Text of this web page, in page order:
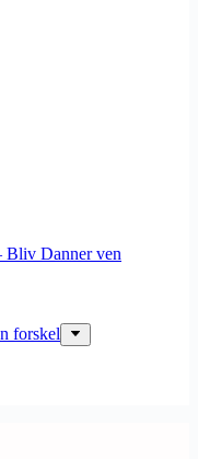
Bliv Danner ven
forskel